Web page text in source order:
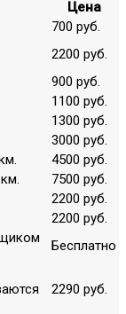
Цена
700 руб.
2200 руб.
900 руб.
1100 руб.
1300 руб.
3000 руб.
4500 руб.
7500 руб.
2200 руб.
2200 руб.
Бесплатно
2290 руб.